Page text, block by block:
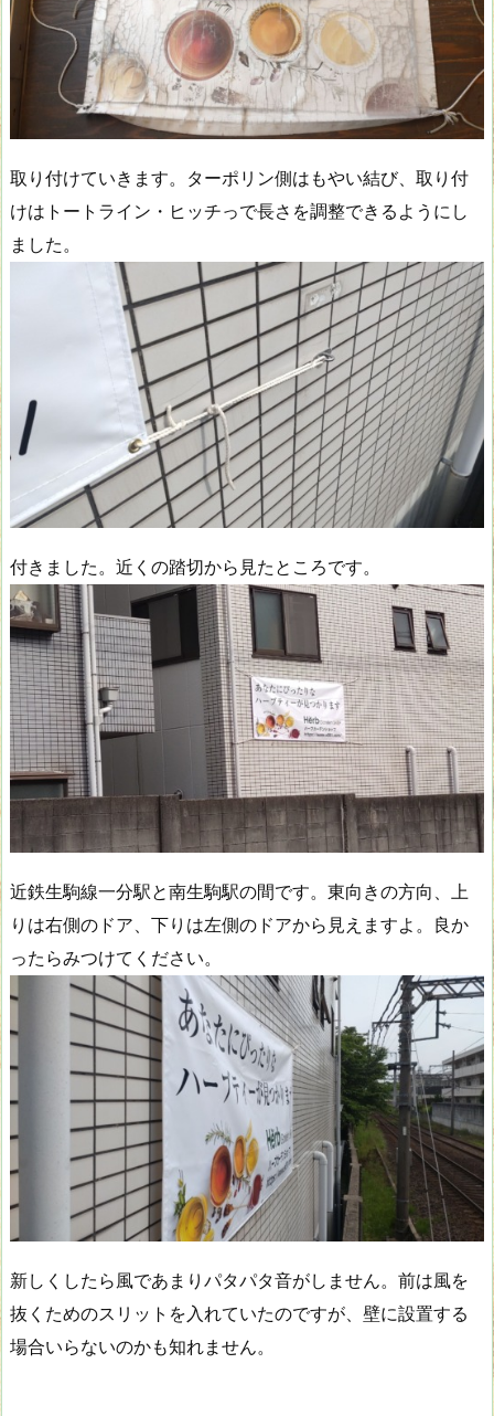
取り付けていきます。ターポリン側はもやい結び、取り付
けはトートライン・ヒッチっで長さを調整できるようにし
ました。
付きました。近くの踏切から見たところです。
近鉄生駒線一分駅と南生駒駅の間です。東向きの方向、上
りは右側のドア、下りは左側のドアから見えますよ。良か
ったらみつけてください。
新しくしたら風であまりパタパタ音がしません。前は風を
抜くためのスリットを入れていたのですが、壁に設置する
場合いらないのかも知れません。